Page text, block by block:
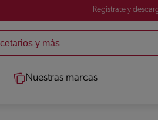
Registrate y
Nuestras marcas